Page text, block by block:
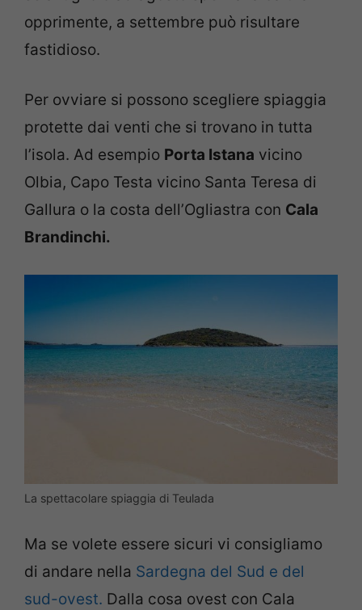
opprimente, a settembre può risultare
fastidioso.
Per ovviare si possono scegliere spiaggia
protette dai venti che si trovano in tutta
l’isola. Ad esempio Porta Istana vicino
Olbia, Capo Testa vicino Santa Teresa di
Gallura o la costa dell’Ogliastra con Cala
Brandinchi.
La spettacolare spiaggia di Teulada
Ma se volete essere sicuri vi consigliamo
di andare nella Sardegna del Sud e del
sud-ovest. Dalla cosa ovest con Cala